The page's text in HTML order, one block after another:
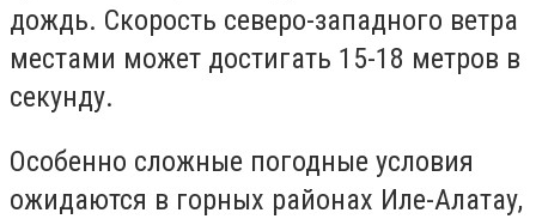
дождь. Скорость северо-западного ветра
местами может достигать 15-18 метров в
секунду.
Особенно сложные погодные условия
ожидаются в горных районах Иле-Алатау,